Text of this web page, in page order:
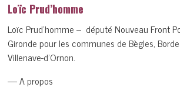
Loïc Prud’homme
Loïc Prud’homme – député Nouveau Front
Gironde pour les communes de Bègles,
Villenave-d’Ornon.
— A propos